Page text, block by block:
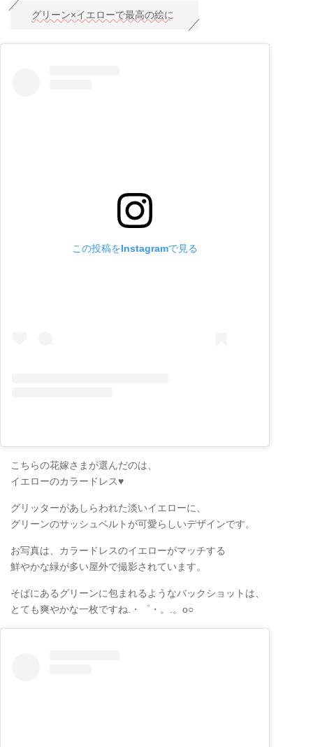
グリーン×イエローで最高の絵に
この投稿をInstagramで見る
こちらの花嫁さまが選んだのは、
イエローのカラードレス♥
グリッターがあしらわれた淡いイエローに、
グリーンのサッシュベルトが可愛らしいデザインです。
お写真は、カラードレスのイエローがマッチする
鮮やかな緑が多い屋外で撮影されています。
そばにあるグリーンに包まれるようなバックショットは、
とても爽やかな一枚ですね.・゜・。.。o○